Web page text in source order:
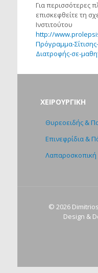
Για περισσότερες
επισκεφθείτε τη
Ινστιτούτου
http://
Πρόγραμμα-
Διατροφής-σε-
ΧΕΙΡΟΥΡΓΙΚΗ
Θυρεοειδής &
Επινεφρίδια &
Λαπαροσκοπική
© 2026
Design &